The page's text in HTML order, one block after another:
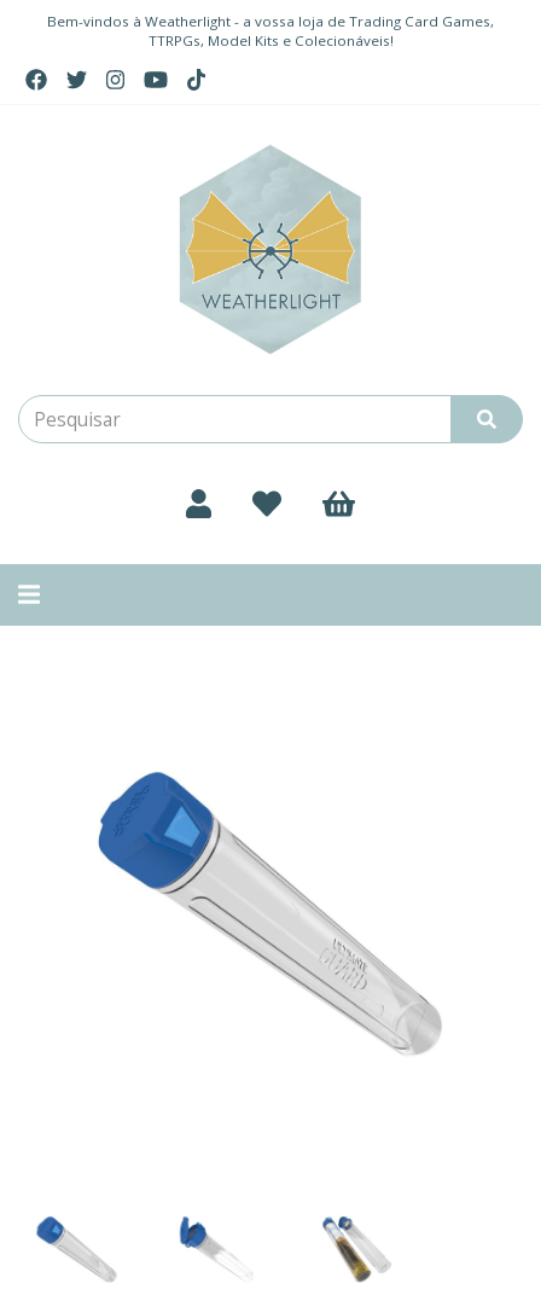
Bem-vindos à Weatherlight - a vossa loja de Trading Card Games,
TTRPGs, Model Kits e Colecionáveis!
Alternar